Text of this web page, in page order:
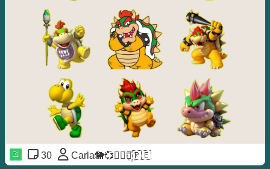
30 Carla🐘💞◐⃢⃟꙰🇵🇪